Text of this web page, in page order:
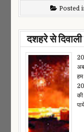
Posted
दशहरे से